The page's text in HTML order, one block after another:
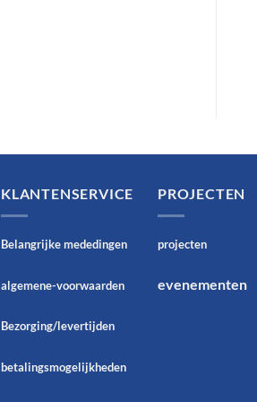
KLANTENSERVICE
Belangrijke mededingen
algemene-voorwaarden
Bezorging/levertijden
betalingsmogelijkheden
PROJECTEN
projecten
evenementen